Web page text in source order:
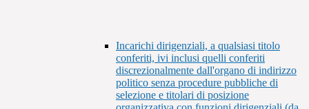
Incarichi dirigenziali, a qualsiasi titolo
conferiti, ivi inclusi quelli conferiti
discrezionalmente dall'organo di indirizzo
politico senza procedure pubbliche di
selezione e titolari di posizione